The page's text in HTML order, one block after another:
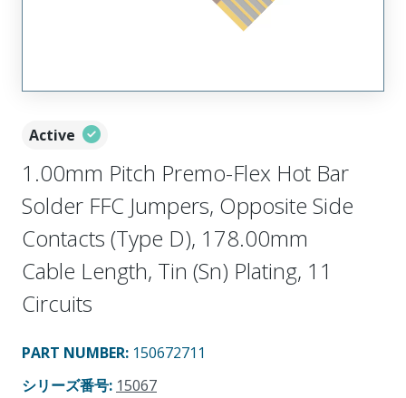
Active
1.00mm Pitch Premo-Flex Hot Bar
Solder FFC Jumpers, Opposite Side
Contacts (Type D), 178.00mm
Cable Length, Tin (Sn) Plating, 11
Circuits
PART NUMBER: 150672711
シリーズ番号: 15067